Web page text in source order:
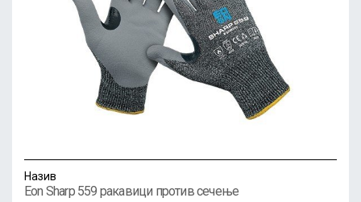
Назив
Eon Sharp 559 ракавици против сечење